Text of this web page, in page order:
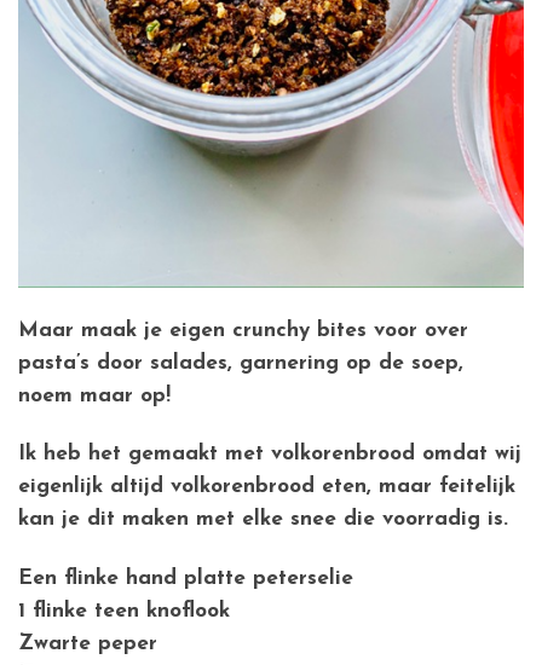
Maar maak je eigen crunchy bites voor over
pasta’s door salades, garnering op de soep,
noem maar op!
Ik heb het gemaakt met volkorenbrood omdat wij
eigenlijk altijd volkorenbrood eten, maar feitelijk
kan je dit maken met elke snee die voorradig is.
Een flinke hand platte peterselie
1 flinke teen knoflook
Zwarte peper